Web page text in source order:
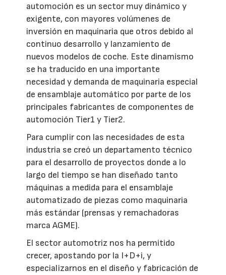
automoción es un sector muy dinámico y
exigente, con mayores volúmenes de
inversión en maquinaria que otros debido al
continuo desarrollo y lanzamiento de
nuevos modelos de coche. Este dinamismo
se ha traducido en una importante
necesidad y demanda de maquinaria especial
de ensamblaje automático por parte de los
principales fabricantes de componentes de
automoción Tier1 y Tier2.
Para cumplir con las necesidades de esta
industria se creó un departamento técnico
para el desarrollo de proyectos donde a lo
largo del tiempo se han diseñado tanto
máquinas a medida para el ensamblaje
automatizado de piezas como maquinaria
más estándar (prensas y remachadoras
marca AGME).
El sector automotriz nos ha permitido
crecer, apostando por la I+D+i, y
especializarnos en el diseño y fabricación de